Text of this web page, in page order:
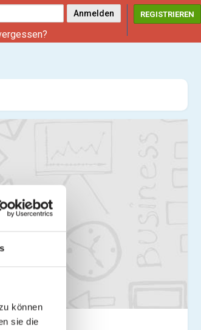
können
sie die
REGISTRIEREN